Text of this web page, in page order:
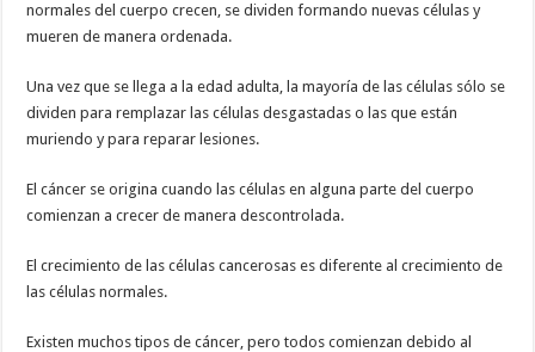
normales del cuerpo crecen, se dividen formando nuevas células y
mueren de manera ordenada.
Una vez que se llega a la edad adulta, la mayoría de las células sólo se
dividen para remplazar las células desgastadas o las que están
muriendo y para reparar lesiones.
El cáncer se origina cuando las células en alguna parte del cuerpo
comienzan a crecer de manera descontrolada.
El crecimiento de las células cancerosas es diferente al crecimiento de
las células normales.
Existen muchos tipos de cáncer, pero todos comienzan debido al